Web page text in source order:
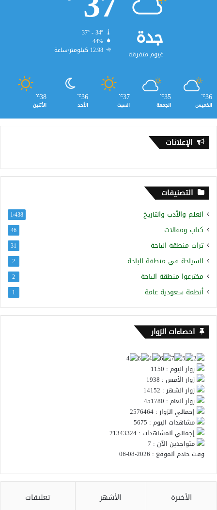
جدة
غيوم متفرقة
37º - 34º
44%
12.98 كيلومتر/ساعة
36
℃
الخميس
35
℃
الجمعة
37
℃
السبت
36
℃
الأحد
38
℃
الأثنين
الإعلانات
التصنيفات
العلم والأدب والتاريخ 1٬438
كتاب ومقالات 46
تراث منطقة الباحة 31
السياحة في منطقة الباحة 2
مخترعوا منطقة الباحة 2
أنظمة سعودية عامة 1
احصاءات الزوار
زوار اليوم : 1150
زوار الأمس : 1938
زوار الشهر : 14152
زوار العام : 451780
إجمالي الزوار : 2576464
مشاهدات اليوم : 5675
إجمالي المشاهدات : 21343324
متواجدين الآن : 7
وقت خادم الموقع : 2026-08-06
الأخيرة الأشهر تعليقات